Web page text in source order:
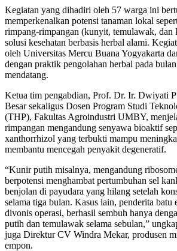
Kegiatan yang dihadiri oleh 57 warga ini
memperkenalkan potensi tanaman lokal
rimpang-rimpangan (kunyit, temulawak, dan
solusi kesehatan berbasis herbal alami.
oleh Universitas Mercu Buana Yogyakarta
dengan praktik pengolahan herbal pada
mendatang.
Ketua tim pengabdian, Prof. Dr. Ir. Dwiyati
Besar sekaligus Dosen Program Studi
(THP), Fakultas Agroindustri UMBY,
rimpangan mengandung senyawa bioaktif
xanthorrhizol yang terbukti mampu
membantu mencegah penyakit degeneratif.
“Kunir putih misalnya, mengandung
berpotensi menghambat pertumbuhan sel
benjolan di payudara yang hilang setelah
selama tiga bulan. Kasus lain, penderita batu
divonis operasi, berhasil sembuh hanya
putih dan temulawak selama sebulan,”
juga Direktur CV Windra Mekar, produsen
empon.